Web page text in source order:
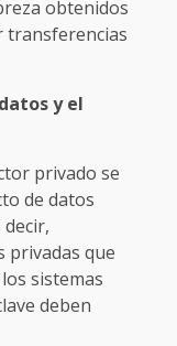
obtenidos
transferencias
y el
privado se
de datos
privadas que
sistemas
deben